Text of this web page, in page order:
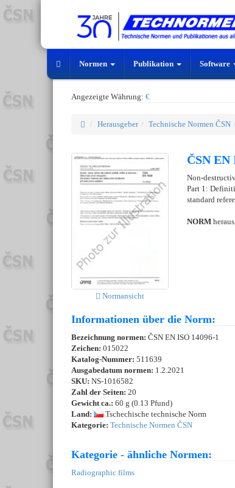
Normen Publikation Software
Angezeigte Währung: €
Herausgeber Technische Normen ČSN
Normansicht
ČSN EN
Non-
Part 1:
standard
NORM
Informationen über die Norm:
Bezeichnung normen: ČSN EN ISO 14096-1
Zeichen: 015022
Katalog-Nummer: 511639
Ausgabedatum normen: 1.2.2021
SKU: NS-1016582
Zahl der Seiten: 20
Gewicht ca.: 60 g (0.13 Pfund)
Land:
Tschechische technische Norm
Kategorie: Technische Normen ČSN
Kategorie - ähnliche Normen:
Radiographic films